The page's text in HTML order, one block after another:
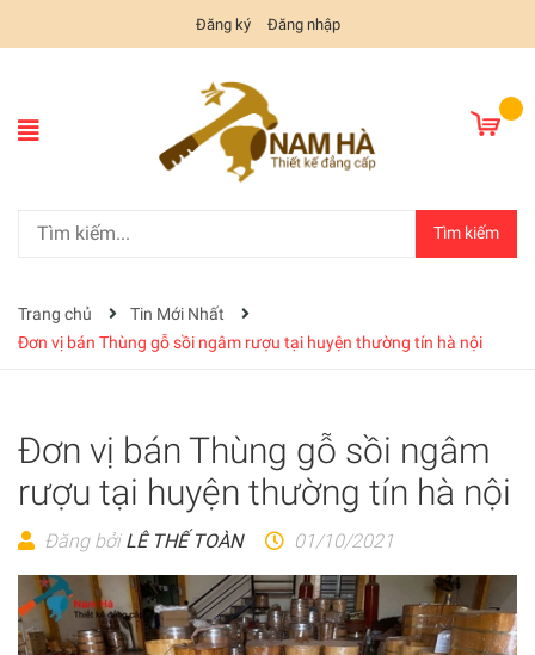
Đăng ký Đăng nhập
Tìm kiếm
Trang chủ
Tin Mới Nhất
Đơn vị bán Thùng gỗ sồi ngâm rượu tại huyện thường tín hà nội
Đơn vị bán Thùng gỗ sồi ngâm
rượu tại huyện thường tín hà nội
Đăng bởi LÊ THẾ TOÀN 01/10/2021